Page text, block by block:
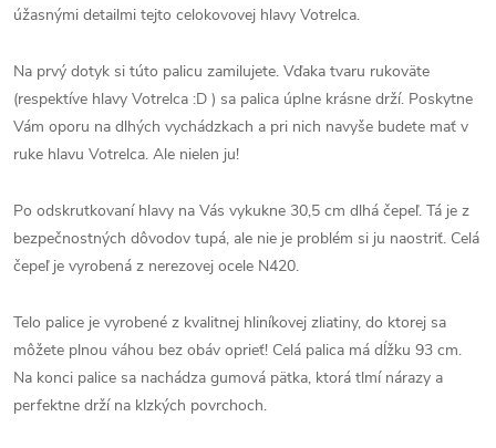
úžasnými detailmi tejto celokovovej hlavy Votrelca.
Na prvý dotyk si túto palicu zamilujete. Vďaka tvaru rukoväte
(respektíve hlavy Votrelca :D ) sa palica úplne krásne drží. Poskytne
Vám oporu na dlhých vychádzkach a pri nich navyše budete mať v
ruke hlavu Votrelca. Ale nielen ju!
Po odskrutkovaní hlavy na Vás vykukne 30,5 cm dlhá čepeľ. Tá je z
bezpečnostných dôvodov tupá, ale nie je problém si ju naostriť. Celá
čepeľ je vyrobená z nerezovej ocele N420.
Telo palice je vyrobené z kvalitnej hliníkovej zliatiny, do ktorej sa
môžete plnou váhou bez obáv oprieť! Celá palica má dĺžku 93 cm.
Na konci palice sa nachádza gumová pätka, ktorá tlmí nárazy a
perfektne drží na klzkých povrchoch.